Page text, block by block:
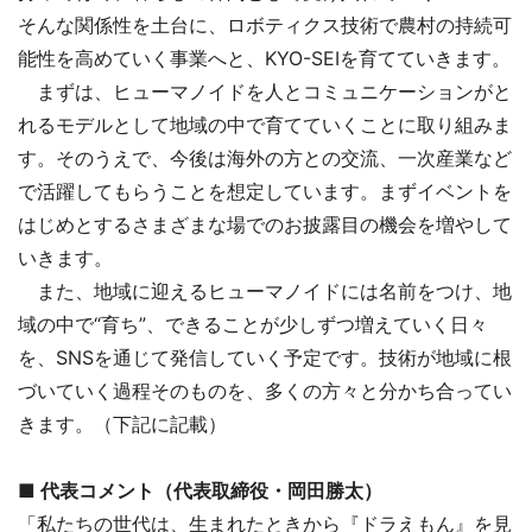
そんな関係性を土台に、ロボティクス技術で農村の持続可
能性を高めていく事業へと、KYO-SEIを育てていきます。
まずは、ヒューマノイドを人とコミュニケーションがと
れるモデルとして地域の中で育てていくことに取り組みま
す。そのうえで、今後は海外の方との交流、一次産業など
で活躍してもらうことを想定しています。まずイベントを
はじめとするさまざまな場でのお披露目の機会を増やして
いきます。
また、地域に迎えるヒューマノイドには名前をつけ、地
域の中で“育ち”、できることが少しずつ増えていく日々
を、SNSを通じて発信していく予定です。技術が地域に根
づいていく過程そのものを、多くの方々と分かち合ってい
きます。（下記に記載）
■ 代表コメント（代表取締役・岡田勝太）
「私たちの世代は、生まれたときから『ドラえもん』を見